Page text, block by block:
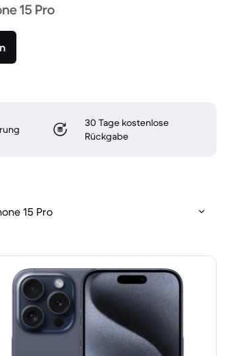
15 Pro
30 Tage kostenlose
Rückgabe
15 Pro